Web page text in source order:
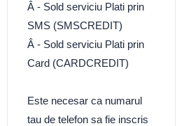
Â - Sold serviciu Plati prin
SMS (SMSCREDIT)
Â - Sold serviciu Plati prin
Card (CARDCREDIT)
Este necesar ca numarul
tau de telefon sa fie inscris